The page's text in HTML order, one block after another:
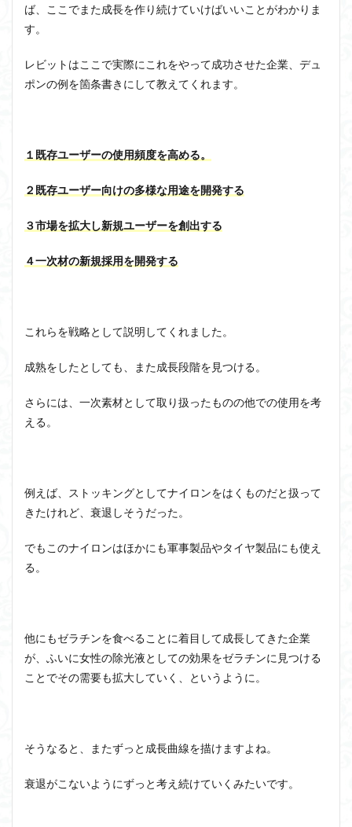
ば、ここでまた成長を作り続けていけばいいことがわかりま
す。
レビットはここで実際にこれをやって成功させた企業、デュ
ポンの例を箇条書きにして教えてくれます。
１既存ユーザーの使用頻度を高める。
２既存ユーザー向けの多様な用途を開発する
３市場を拡大し新規ユーザーを創出する
４一次材の新規採用を開発する
これらを戦略として説明してくれました。
成熟をしたとしても、また成長段階を見つける。
さらには、一次素材として取り扱ったものの他での使用を考
える。
例えば、ストッキングとしてナイロンをはくものだと扱って
きたけれど、衰退しそうだった。
でもこのナイロンはほかにも軍事製品やタイヤ製品にも使え
る。
他にもゼラチンを食べることに着目して成長してきた企業
が、ふいに女性の除光液としての効果をゼラチンに見つける
ことでその需要も拡大していく、というように。
そうなると、またずっと成長曲線を描けますよね。
衰退がこないようにずっと考え続けていくみたいです。